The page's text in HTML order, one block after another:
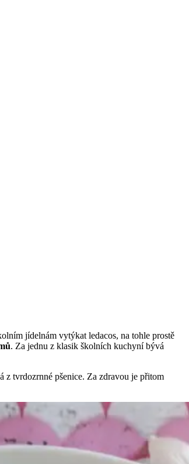
jídelnám vytýkat ledacos, na tohle prostě
. Za jednu z klasik školních kuchyní bývá
tvrdozrnné pšenice. Za zdravou je přitom